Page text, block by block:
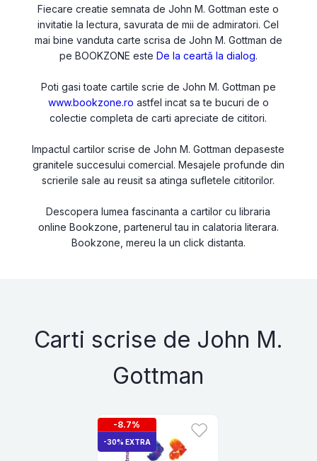
Fiecare creatie semnata de John M. Gottman este o
invitatie la lectura, savurata de mii de admiratori. Cel
mai bine vanduta carte scrisa de John M. Gottman de
pe BOOKZONE este De la ceartă la dialog.
Poti gasi toate cartile scrie de John M. Gottman pe
www.bookzone.ro astfel incat sa te bucuri de o
colectie completa de carti apreciate de cititori.
Impactul cartilor scrise de John M. Gottman depaseste
granitele succesului comercial. Mesajele profunde din
scrierile sale au reusit sa atinga sufletele cititorilor.
Descopera lumea fascinanta a cartilor cu libraria
online Bookzone, partenerul tau in calatoria literara.
Bookzone, mereu la un click distanta.
Carti scrise de John M.
Gottman
-8.7%
-30% EXTRA